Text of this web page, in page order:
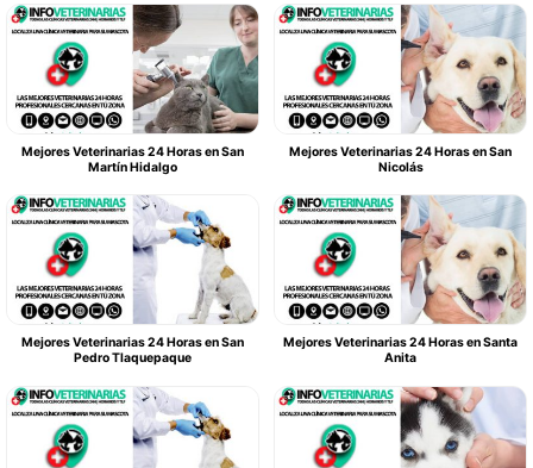
Mejores Veterinarias 24 Horas en San
Martín Hidalgo
Mejores Veterinarias 24 Horas en San
Nicolás
Mejores Veterinarias 24 Horas en San
Pedro Tlaquepaque
Mejores Veterinarias 24 Horas en Santa
Anita